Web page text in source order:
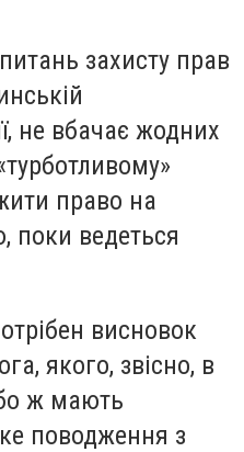
захисту прав
не вбачає жодних
право на
поки ведеться
висновок
якого, звісно, в
ж мають
поводження з